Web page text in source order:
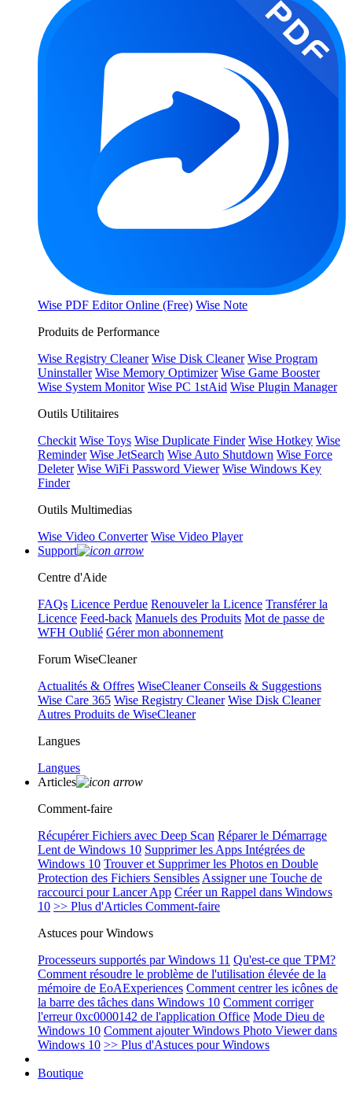
Wise PDF Editor Online (Free) Wise Note
Produits de Performance
Wise Registry Cleaner Wise Disk Cleaner Wise Program
Uninstaller Wise Memory Optimizer Wise Game Booster
Wise System Monitor Wise PC 1stAid Wise Plugin Manager
Outils Utilitaires
Checkit Wise Toys Wise Duplicate Finder Wise Hotkey Wise
Reminder Wise JetSearch Wise Auto Shutdown Wise Force
Deleter Wise WiFi Password Viewer Wise Windows Key
Finder
Outils Multimedias
Wise Video Converter Wise Video Player
Support
Centre d'Aide
FAQs Licence Perdue Renouveler la Licence Transférer la
Licence Feed-back Manuels des Produits Mot de passe de
WFH Oublié Gérer mon abonnement
Forum WiseCleaner
Actualités & Offres WiseCleaner Conseils & Suggestions
Wise Care 365 Wise Registry Cleaner Wise Disk Cleaner
Autres Produits de WiseCleaner
Langues
Langues
Articles
Comment-faire
Récupérer Fichiers avec Deep Scan Réparer le Démarrage
Lent de Windows 10 Supprimer les Apps Intégrées de
Windows 10 Trouver et Supprimer les Photos en Double
Protection des Fichiers Sensibles Assigner une Touche de
raccourci pour Lancer App Créer un Rappel dans Windows
10 >> Plus d'Articles Comment-faire
Astuces pour Windows
Processeurs supportés par Windows 11 Qu'est-ce que TPM?
Comment résoudre le problème de l'utilisation élevée de la
mémoire de EoAExperiences Comment centrer les icônes de
la barre des tâches dans Windows 10 Comment corriger
l'erreur 0xc0000142 de l'application Office Mode Dieu de
Windows 10 Comment ajouter Windows Photo Viewer dans
Windows 10 >> Plus d'Astuces pour Windows
Boutique